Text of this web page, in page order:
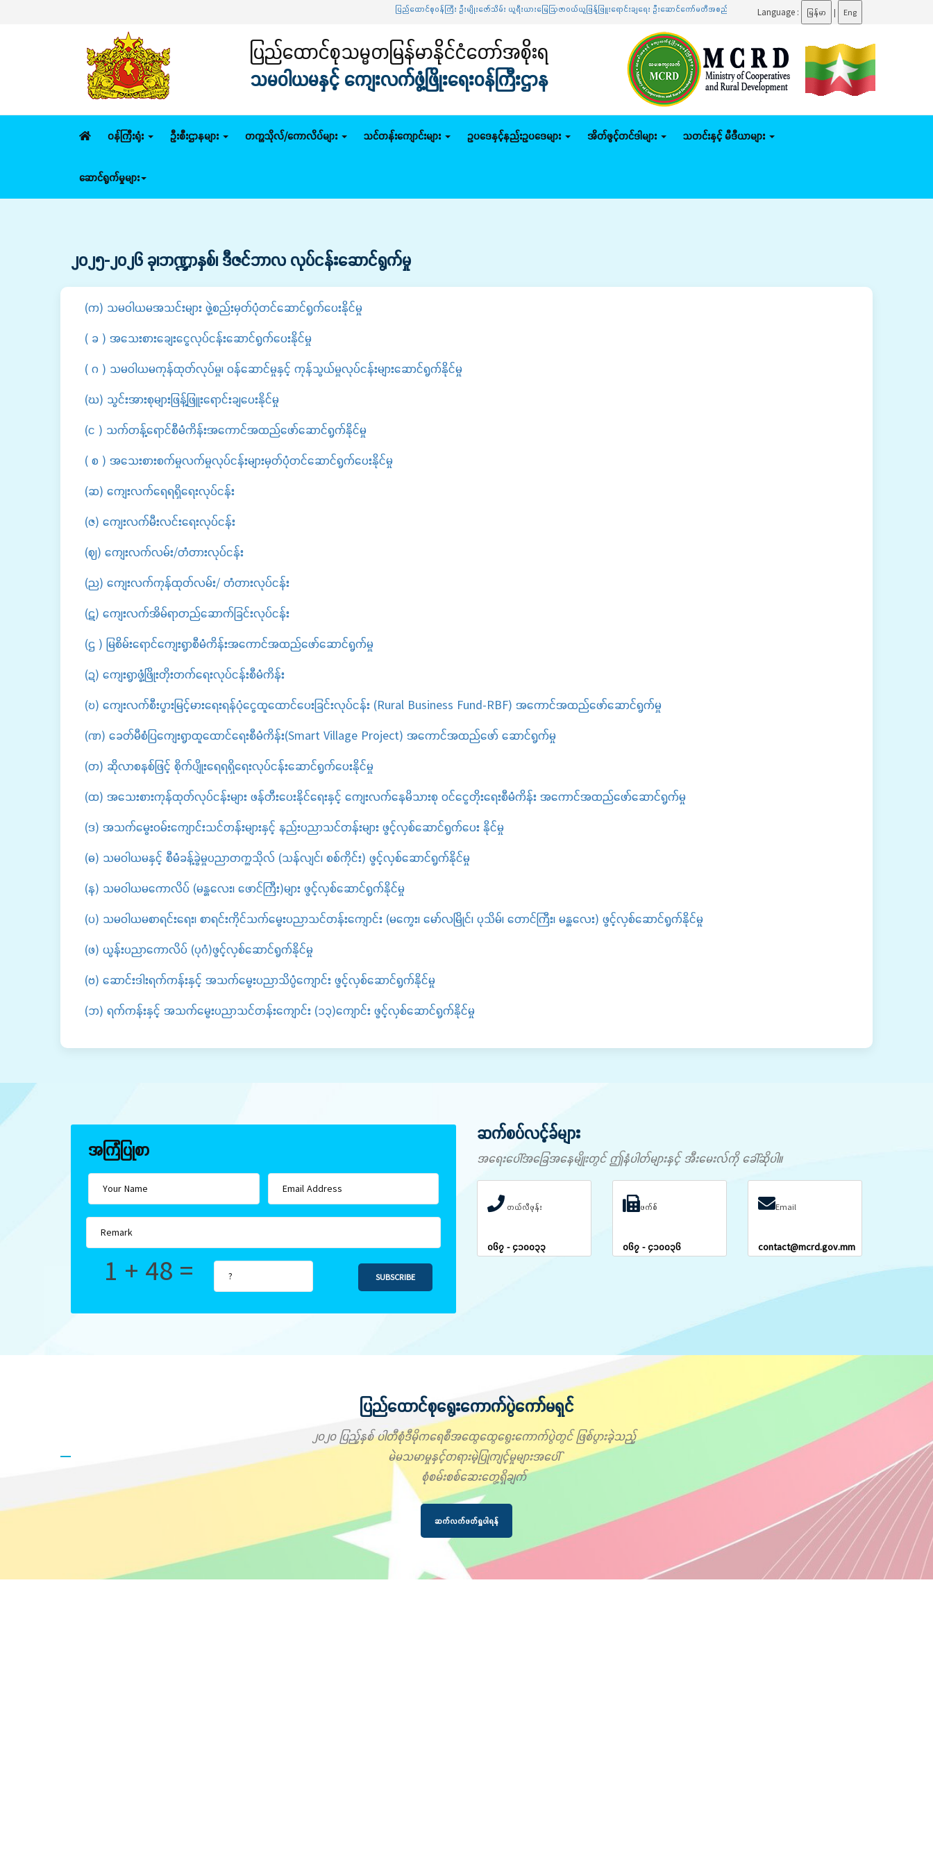
ပြည်ထောင်စုဝန်ကြီး ဦးမျိုးဇော်သိမ်း ယူရီးယားမြေဩဇာဝယ်ယူဖြန့်ဖြူးရောင်းချရေး ဦးဆောင်ကော်မတီအစည်းအဝေးသို့ တက်ရောက်.......ပြည်ထောင်စုဝန်ကြီး ဦးမျိုးဇော်သိမ်း နေပ
Language : မြန်မာ | Eng
ပြည်ထောင်စုသမ္မတမြန်မာနိုင်ငံတော်အစိုးရ
သမဝါယမနှင့် ကျေးလက်ဖွံ့ဖြိုးရေးဝန်ကြီးဌာန
ဝန်ကြီးရုံး ဦးစီးဌာနများ တက္ကသိုလ်/ကောလိပ်များ သင်တန်းကျောင်းများ ဥပဒေနှင့်နည်းဥပဒေများ အိတ်ဖွင့်တင်ဒါများ သတင်းနှင့် မီဒီယာများ
ဆောင်ရွက်မှုများ
၂၀၂၅-၂၀၂၆ ခု၊ဘဏ္ဍာနှစ်၊ ဒီဇင်ဘာလ လုပ်င‌န်းဆောင်ရွက်မှု
(က) သမဝါယမအသင်းများ ဖွဲ့စည်းမှတ်ပုံတင်ဆောင်ရွက်ပေးနိုင်မှု
( ခ ) အသေးစားချေးငွေလုပ်ငန်းဆောင်ရွက်ပေးနိုင်မှု
( ဂ ) သမဝါယမကုန်ထုတ်လုပ်မှု၊ ဝန်ဆောင်မှုနှင့် ကုန်သွယ်မှုလုပ်ငန်းများဆောင်ရွက်နိုင်မှု
(ဃ) သွင်းအားစုများဖြန့်ဖြူးရောင်းချပေးနိုင်မှု
(င ) သက်တန့်ရောင်စီမံကိန်းအကောင်အထည်ဖော်ဆောင်ရွက်နိုင်မှု
( စ ) အသေးစားစက်မှုလက်မှုလုပ်ငန်းများမှတ်ပုံတင်ဆောင်ရွက်ပေးနိုင်မှု
(ဆ) ကျေးလက်ရေရရှိရေးလုပ်ငန်း
(ဇ) ကျေးလက်မီးလင်းရေးလုပ်ငန်း
(ဈ) ကျေးလက်လမ်း/တံတားလုပ်ငန်း
(ည) ကျေးလက်ကုန်ထုတ်လမ်း/ တံတားလုပ်ငန်း
(ဋ) ကျေးလက်အိမ်ရာတည်ဆောက်ခြင်းလုပ်ငန်း
(ဌ ) မြစိမ်းရောင်ကျေးရွာစီမံကိန်းအကောင်အထည်ဖော်ဆောင်ရွက်မှု
(ဍ) ကျေးရွာဖွံ့ဖြိုးတိုးတက်ရေးလုပ်ငန်းစီမံကိန်း
(ဎ) ကျေးလက်စီးပွားမြင့်မားရေးရန်ပုံငွေထူထောင်ပေးခြင်းလုပ်ငန်း (Rural Business Fund-RBF) အကောင်အထည်ဖော်ဆောင်ရွက်မှု
(ဏ) ခေတ်မီစံပြကျေးရွာထူထောင်ရေးစီမံကိန်း(Smart Village Project) အကောင်အထည်ဖော် ဆောင်ရွက်မှု
(တ) ဆိုလာစနစ်ဖြင့် စိုက်ပျိုးရေရရှိရေးလုပ်ငန်းဆောင်ရွက်ပေးနိုင်မှု
(ထ) အသေးစားကုန်ထုတ်လုပ်ငန်းများ ဖန်တီးပေးနိုင်ရေးနှင့် ကျေးလက်နေမိသားစု ဝင်ငွေတိုးရေးစီမံကိန်း အကောင်အထည်ဖော်ဆောင်ရွက်မှု
(ဒ) အသက်မွေးဝမ်းကျောင်းသင်တန်းများနှင့် နည်းပညာသင်တန်းများ ဖွင့်လှစ်ဆောင်ရွက်ပေး နိုင်မှု
(ဓ) သမဝါယမနှင့် စီမံခန့်ခွဲမှုပညာတက္ကသိုလ် (သန်လျင်၊ စစ်ကိုင်း) ဖွင့်လှစ်ဆောင်ရွက်နိုင်မှု
(န) သမဝါယမကောလိပ် (မန္တလေး၊ ဖောင်ကြီး)များ ဖွင့်လှစ်ဆောင်ရွက်နိုင်မှု
(ပ) သမဝါယမစာရင်းရေး၊ စာရင်းကိုင်သက်မွေးပညာသင်တန်းကျောင်း (မကွေး၊ မော်လမြိုင်၊ ပုသိမ်၊ တောင်ကြီး၊ မန္တလေး) ဖွင့်လှစ်ဆောင်ရွက်နိုင်မှု
(ဖ) ယွန်းပညာကောလိပ် (ပုဂံ)ဖွင့်လှစ်ဆောင်ရွက်နိုင်မှု
(ဗ) ဆောင်းဒါးရက်ကန်းနှင့် အသက်မွေးပညာသိပ္ပံကျောင်း ဖွင့်လှစ်ဆောင်ရွက်နိုင်မှု
(ဘ) ရက်ကန်းနှင့် အသက်မွေးပညာသင်တန်းကျောင်း (၁၃)ကျောင်း ဖွင့်လှစ်ဆောင်ရွက်နိုင်မှု
အကြံပြုစာ
1 + 48 = SUBSCRIBE
ဆက်စပ်လင့်ခ်များ
အရေးပေါ်အခြေအနေမျိုးတွင် ဤနံပါတ်များနှင့် အီးမေးလ်ကို ခေါ်ဆိုပါ။
တယ်လီဖုန်း
၀၆၇ - ၄၁၀၀၃၃
ဖက်စ်
၀၆၇ - ၄၁၀၀၃၆
Email
contact@mcrd.gov.mm
ပြည်ထောင်စုရွေးကောက်ပွဲကော်မရှင်
၂၀၂၀ ပြည့်နှစ် ပါတီစုံဒီမိုကရေစီအထွေထွေရွေးကောက်ပွဲတွင် ဖြစ်ပွားခဲ့သည့်
မဲမသမာမှုနှင့်တရားမဲ့ပြုကျင့်မှုများအပေါ်
စုံစမ်းစစ်ဆေးတွေ့ရှိချက်
ဆက်လက်ဖတ်ရှုပါရန်